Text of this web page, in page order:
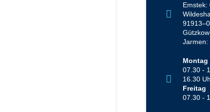
Emstek:
91913–0
Jarmen:
Montag
07.30 -
16.30
Freitag
07.30 -